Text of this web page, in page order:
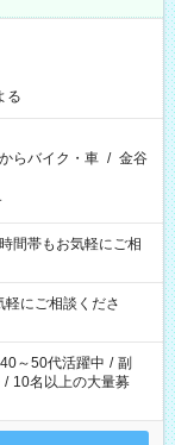
る
らバイク・車 / 金谷
にご相談くださ
40～50代活躍中 / 副
/ 10名以上の大量募